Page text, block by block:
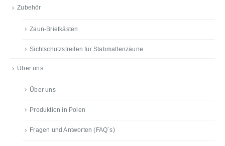
Zubehör
Zaun-Briefkästen
Sichtschutzstreifen für Stabmattenzäune
Über uns
Über uns
Produktion in Polen
Fragen und Antworten (FAQ´s)